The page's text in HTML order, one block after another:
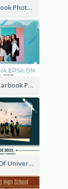
Grid Yearbook Photo Book
Sorority Yearbook Photo Book
Memories Of University Yearbook Photo Book